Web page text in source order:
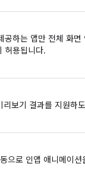
하는 앱만 전체 화면
허용됩니다.
보기 결과를 지원하
으로 인앱 애니메이션